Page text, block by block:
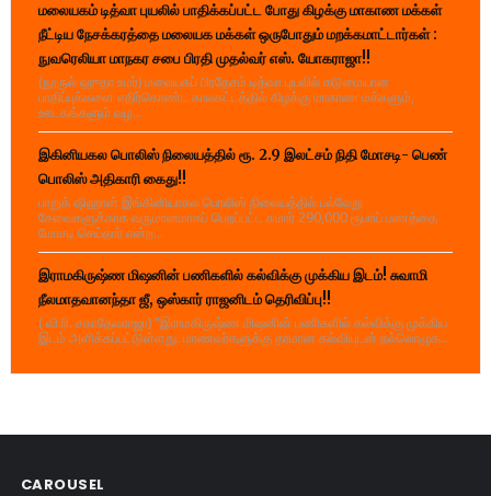
மலையகம் டித்வா புயலில் பாதிக்கப்பட்ட போது கிழக்கு மாகாண மக்கள்
நீட்டிய நேசக்கரத்தை மலையக மக்கள் ஒருபோதும் மறக்கமாட்டார்கள் :
நுவரெலியா மாநகர சபை பிரதி முதல்வர் எஸ். யோகராஜா!!
(நூருல் ஹுதா உமர்) மலையகப் பிரதேசம் டித்வா புயலில் கடுமையான
பாதிப்புக்களை எதிர்கொண்ட காலகட்டத்தில் கிழக்கு மாகாண மக்களும்,
ஊடகங்களும் வழ...
இகினியகல பொலிஸ் நிலையத்தில் ரூ. 2.9 இலட்சம் நிதி மோசடி- பெண்
பொலிஸ் அதிகாரி கைது!!
பாறுக் ஷிஹான் இங்கினியாகல பொலிஸ் நிலையத்தில் பல்வேறு
சேவைகளுக்காக வருமானமாகப் பெறப்பட்ட சுமார் 290,000 ரூபாய் பணத்தை
மோசடி செய்தார் என்ற...
இராமகிருஷ்ண மிஷனின் பணிகளில் கல்விக்கு முக்கிய இடம்! சுவாமி
நீலமாதவானந்தா ஜீ, ஒஸ்கார் ராஜனிடம் தெரிவிப்பு!!
( வி.ரி. சகாதேவராஜா) "இராமகிருஷ்ண மிஷனின் பணிகளில் கல்விக்கு முக்கிய
இடம் அளிக்கப்பட்டுள்ளது. மாணவர்களுக்கு தரமான கல்வியுடன் நல்லொழுக...
CAROUSEL